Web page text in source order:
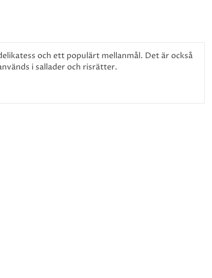
och ett populärt mellanmål. Det är också
i sallader och risrätter.